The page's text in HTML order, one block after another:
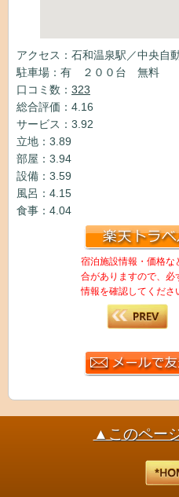
アクセス：石和温泉駅／中央
駐車場：有 ２００台 無料
口コミ数： 323
総合評価：4.16
サービス：3.92
立地：3.89
部屋：3.94
設備：3.59
風呂：4.15
食事：4.04
宿泊施設情報・価格な
合がありますので、必
情報を確認してくださ
▲このペー